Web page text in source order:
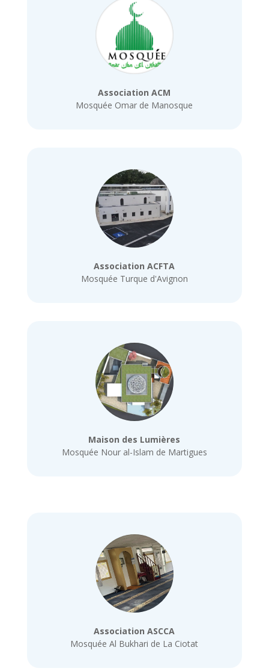
Association ACM
Mosquée Omar de Manosque
Association ACFTA
Mosquée Turque d'Avignon
Maison des Lumières
Mosquée Nour al-Islam de Martigues
Association ASCCA
Mosquée Al Bukhari de La Ciotat